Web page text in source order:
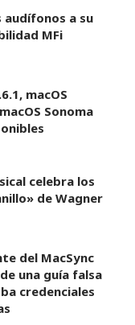
audífonos a su
MFi
macOS
Sonoma
celebra los
de Wagner
del MacSync
una guía falsa
credenciales